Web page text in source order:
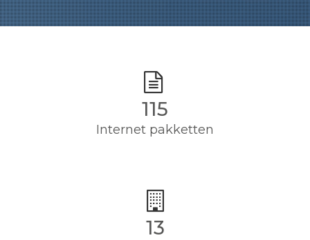
115
Internet pakketten
13